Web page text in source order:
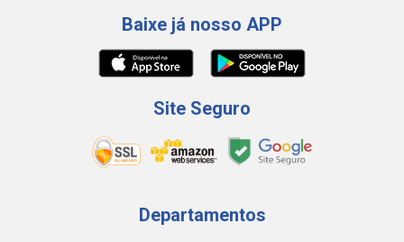
Baixe já nosso APP
Site Seguro
Departamentos